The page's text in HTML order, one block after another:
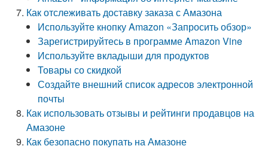
Как отслеживать доставку заказа с Амазона
Используйте кнопку Amazon «Запросить обзор»
Зарегистрируйтесь в программе Amazon Vine
Используйте вкладыши для продуктов
Товары со скидкой
Создайте внешний список адресов электронной
почты
Как использовать отзывы и рейтинги продавцов на
Амазоне
Как безопасно покупать на Амазоне